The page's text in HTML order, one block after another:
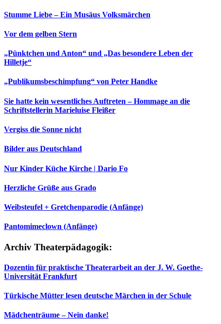
Stumme Liebe – Ein Musäus Volksmärchen
Vor dem gelben Stern
„Pünktchen und Anton“ und „Das besondere Leben der
Hilletje“
„Publikumsbeschimpfung“ von Peter Handke
Sie hatte kein wesentliches Auftreten – Hommage an die
Schriftstellerin Marieluise Fleißer
Vergiss die Sonne nicht
Bilder aus Deutschland
Nur Kinder Küche Kirche | Dario Fo
Herzliche Grüße aus Grado
Weibsteufel + Gretchenparodie (Anfänge)
Pantomimeclown (Anfänge)
Archiv Theaterpädagogik:
Dozentin für praktische Theaterarbeit an der J. W. Goethe-
Universität Frankfurt
Türkische Mütter lesen deutsche Märchen in der Schule
Mädchenträume – Nein danke!